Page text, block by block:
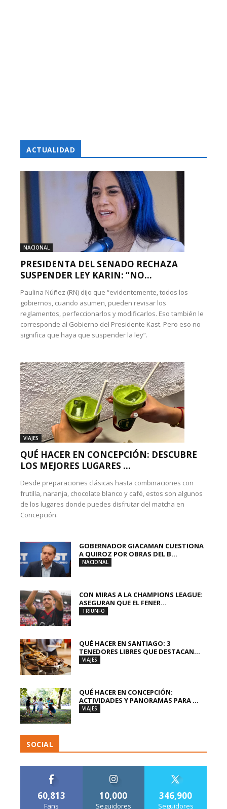
ACTUALIDAD
NACIONAL
PRESIDENTA DEL SENADO RECHAZA
SUSPENDER LEY KARIN: “NO...
Paulina Núñez (RN) dijo que “evidentemente, todos los
gobiernos, cuando asumen, pueden revisar los
reglamentos, perfeccionarlos y modificarlos. Eso también le
corresponde al Gobierno del Presidente Kast. Pero eso no
significa que haya que suspender la ley”.
VIAJES
QUÉ HACER EN CONCEPCIÓN: DESCUBRE
LOS MEJORES LUGARES ...
Desde preparaciones clásicas hasta combinaciones con
frutilla, naranja, chocolate blanco y café, estos son algunos
de los lugares donde puedes disfrutar del matcha en
Concepción.
GOBERNADOR GIACAMAN CUESTIONA
A QUIROZ POR OBRAS DEL B...
NACIONAL
CON MIRAS A LA CHAMPIONS LEAGUE:
ASEGURAN QUE EL FENER...
TRIUNFO
QUÉ HACER EN SANTIAGO: 3
TENEDORES LIBRES QUE DESTACAN...
VIAJES
QUÉ HACER EN CONCEPCIÓN:
ACTIVIDADES Y PANORAMAS PARA ...
VIAJES
SOCIAL
60,813
Fans
10,000
Seguidores
346,900
Seguidores